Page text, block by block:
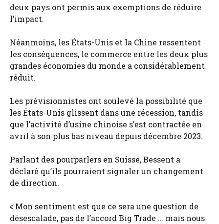
deux pays ont permis aux exemptions de réduire
l’impact.
Néanmoins, les États-Unis et la Chine ressentent
les conséquences, le commerce entre les deux plus
grandes économies du monde a considérablement
réduit.
Les prévisionnistes ont soulevé la possibilité que
les États-Unis glissent dans une récession, tandis
que l’activité d’usine chinoise s’est contractée en
avril à son plus bas niveau depuis décembre 2023.
Parlant des pourparlers en Suisse, Bessent a
déclaré qu’ils pourraient signaler un changement
de direction.
« Mon sentiment est que ce sera une question de
désescalade, pas de l’accord Big Trade … mais nous